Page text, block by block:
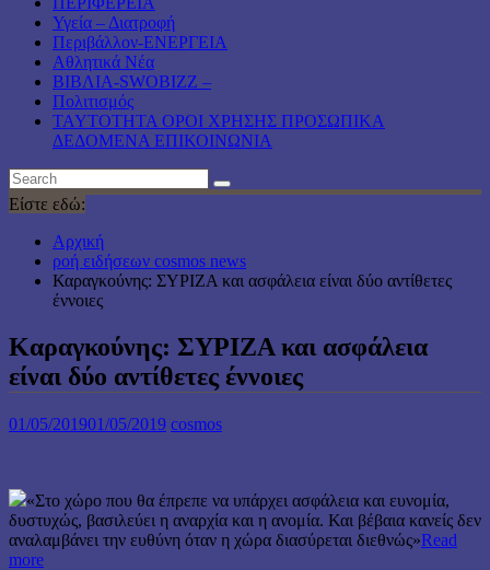
Υγεία – Διατροφή
Περιβάλλον-ΕΝΕΡΓΕΙΑ
Αθλητικά Νέα
ΒΙΒΛΙΑ-SWOBIZZ –
Πολιτισμός
TAYTOTHTA ΟΡΟΙ ΧΡΗΣΗΣ ΠΡΟΣΩΠΙΚΑ
ΔΕΔΟΜΕΝΑ ΕΠΙΚΟΙΝΩΝΙΑ
Είστε εδώ:
Αρχική
ροή ειδήσεων cosmos news
Καραγκούνης: ΣΥΡΙΖΑ και ασφάλεια είναι δύο αντίθετες
έννοιες
Καραγκούνης: ΣΥΡΙΖΑ και ασφάλεια
είναι δύο αντίθετες έννοιες
01/05/201901/05/2019 cosmos
«Στο χώρο που θα έπρεπε να υπάρχει ασφάλεια και ευνομία,
δυστυχώς, βασιλεύει η αναρχία και η ανομία. Και βέβαια κανείς δεν
αναλαμβάνει την ευθύνη όταν η χώρα διασύρεται διεθνώς»Read
more